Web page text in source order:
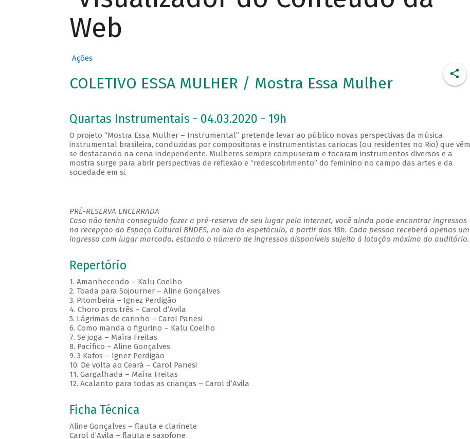
Web
Ações
COLETIVO ESSA MULHER / Mostra Essa Mulher
Quartas Instrumentais - 04.03.2020 - 19h
O projeto “Mostra Essa Mulher – Instrumental” pretende levar ao público novas perspectivas da música
instrumental brasileira, conduzidas por compositoras e instrumentistas cariocas (ou residentes no Rio) que vêm
se destacando na cena independente. Mulheres sempre compuseram e tocaram instrumentos diversos e a
mostra surge para abrir perspectivas de reflexão e “redescobrimento” do feminino no campo das artes e da
sociedade em si.
PRÉ-RESERVA ENCERRADA
Caso não tenha conseguido fazer a pré-reserva de seu lugar pela internet, você ainda pode encontrar ingressos
na recepção do Espaço Cultural BNDES, no dia do espetáculo, a partir das 18h. Cada pessoa receberá apenas um
ingresso com lugar marcado, estando o número de ingressos disponíveis sujeito à lotação máxima do auditório.
Repertório
1. Amanhecendo – Kalu Coelho
2. Toada para Sojourner – Aline Gonçalves
3. Pitombeira – Ignez Perdigão
4. Choro pros três – Carol d’Avila
5. Lágrimas de carinho – Carol Panesi
6. Como manda o figurino – Kalu Coelho
7. Se joga – Maíra Freitas
8. Pacífico – Aline Gonçalves
9. 3 Kafos – Ignez Perdigão
10. De volta ao Ceará – Carol Panesi
11. Gargalhada – Maíra Freitas
12. Acalanto para todas as crianças – Carol d’Avila
Ficha Técnica
Aline Gonçalves – flauta e clarinete
Carol d’Avila – flauta e saxofone